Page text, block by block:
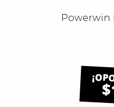
Powerwin